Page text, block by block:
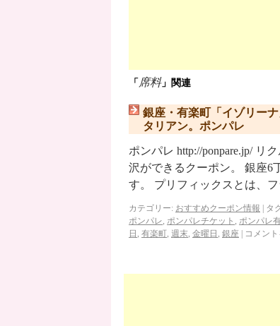
「 席料」関連
銀座・有楽町「イゾリー
タリアン。ポンパレ
ポンパレ http://ponpare.jp/ リ
沢ができるクーポン。 銀座6
す。 プリフィックスとは、
カテゴリー: おすすめクーポン情報 タ
ポンパレ, ポンパレチケット , ポンパレ
日 , 有楽町, 週末, 金曜日 , 銀座 コメン